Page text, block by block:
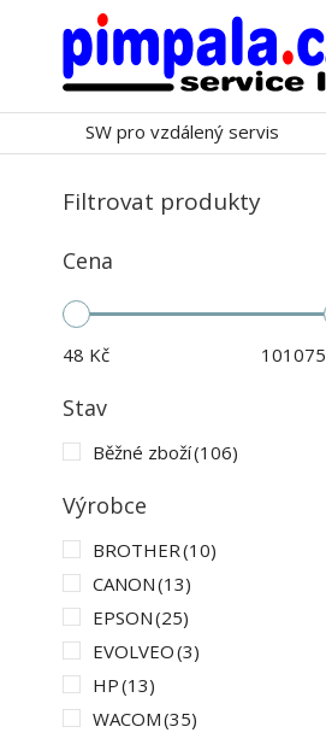
SW pro vzdálený servis
Filtrovat produkty
Cena
48 Kč 101075
Stav
Běžné zboží(106)
Výrobce
BROTHER(10)
CANON(13)
EPSON(25)
EVOLVEO(3)
HP(13)
WACOM(35)